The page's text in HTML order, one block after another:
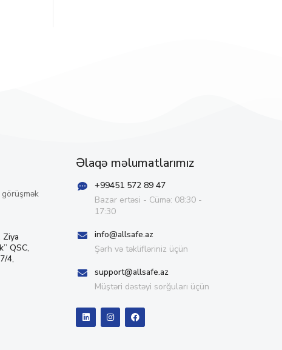
Ziya
QSC,
4,
Əlaqə məlumatlarımız
+99451 572 89 47
Bazar ertəsi - Cümə: 08:30 -
17:30
info@allsafe.az
Şərh və təklifləriniz üçün
support@allsafe.az
Müştəri dəstəyi sorğuları üçün